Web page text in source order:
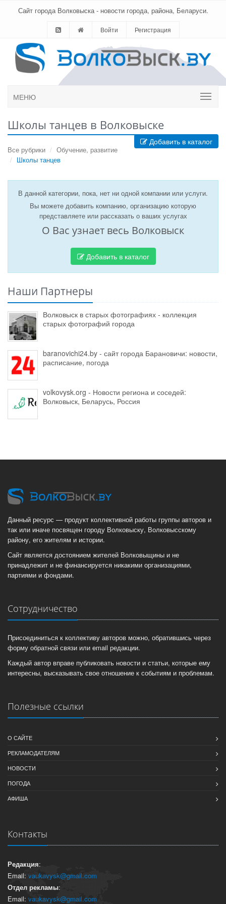
Сайт города Волковыска - новости города, района, Беларуси.
Войти Регистрация
МЕНЮ
Школы танцев в Волковыске
Добавить в каталог
Все рубрики
Обучение, развитие
Школы танцев
В данной категории, пока, нет ни одной компании или услуги.
Вы можете добавить компанию, организацию которую
представляете или рассказать о ваших услугах
О Вас узнает весь Волковыск
Добавить в каталог
Наши Партнеры
Волковыск в старых фотографиях - коллекция
старых фотографий города
baranovichi24.by - сайт города Барановичи: новости,
расписание, погода
volkovysk.org - Новости региона и соседей:
Волковыск, Беларусь, Россия
Данный ресурс — продукт коллективной работы группы авторов и
так или иначе посвящен городу Волковыску, Волковысскому
району, его жителям и истории.
Сайт является достоянием жителей Волковыщины и не
принадлежит и не финансируется никакими организациями,
партиями и фондами.
Сотрудничество
Присоединиться к коллективу авторов можно, обратившись через
форму обратной связи или email редакции.
Каждый автор вправе публиковать новости и статьи, которые ему
интересны, высказывать свое отношение к событиям и проблемам.
Полезные ссылки
О САЙТЕ
РЕКЛАМОДАТЕЛЯМ
НОВОСТИ
ПОГОДА
АФИША
Контакты
Редакция:
Email: vaukavysk@gmail.com
Отдел рекламы:
Email: vaukavysk@gmail.com